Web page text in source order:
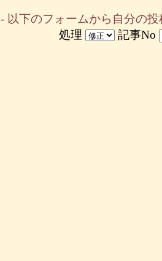
- 以下のフォームから自分の
処理
記事No